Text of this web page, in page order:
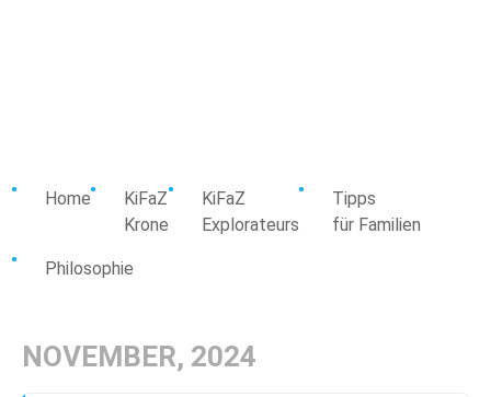
Home
KiFaZ
Krone
KiFaZ
Explorateurs
Tipps
für Familien
Philosophie
NOVEMBER, 2024